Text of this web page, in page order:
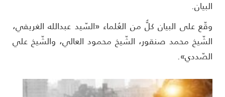
على البيان كلٌّ من العُلماء «السّيد عبدالله الغريفي،
محمد صنقور، الشّيخ محمود العالي، والشّيخ علي